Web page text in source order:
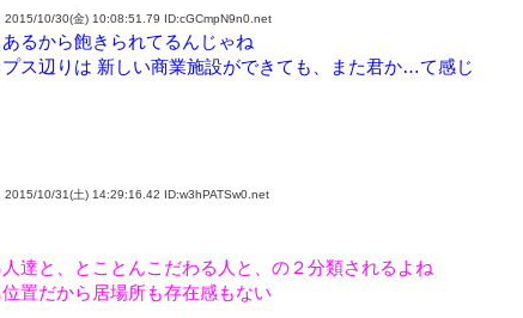
2015/10/30(金) 10:08:51.79 ID:cGCmpN9n0.net
るから飽きられてるんじゃね
ス辺りは 新しい商業施設ができても、また君か…て感じ
2015/10/31(土) 14:29:16.42 ID:w3hPATSw0.net
達と、とことんこだわる人と、の２分類されるよね
置だから居場所も存在感もない